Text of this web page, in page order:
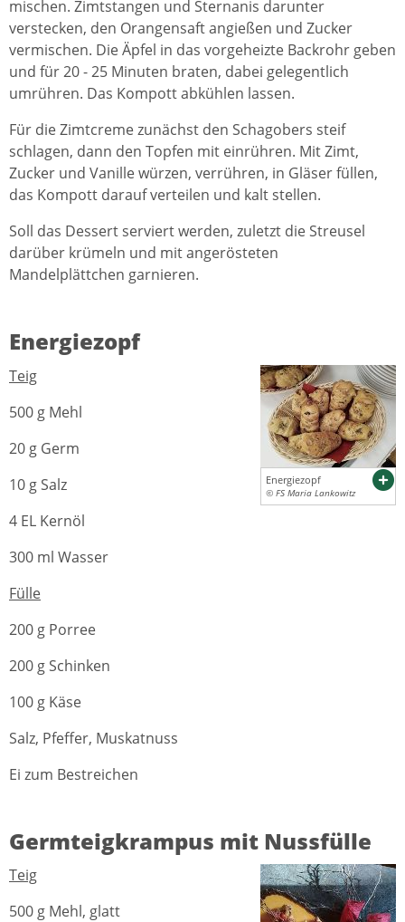
mischen. Zimtstangen und Sternanis darunter
verstecken, den Orangensaft angießen und Zucker
vermischen. Die Äpfel in das vorgeheizte Backrohr geben
und für 20 - 25 Minuten braten, dabei gelegentlich
umrühren. Das Kompott abkühlen lassen.
Für die Zimtcreme zunächst den Schagobers steif
schlagen, dann den Topfen mit einrühren. Mit Zimt,
Zucker und Vanille würzen, verrühren, in Gläser füllen,
das Kompott darauf verteilen und kalt stellen.
Soll das Dessert serviert werden, zuletzt die Streusel
darüber krümeln und mit angerösteten
Mandelplättchen garnieren.
Energiezopf
Energiezopf
© FS Maria Lankowitz
Teig
500 g Mehl
20 g Germ
10 g Salz
4 EL Kernöl
300 ml Wasser
Fülle
200 g Porree
200 g Schinken
100 g Käse
Salz, Pfeffer, Muskatnuss
Ei zum Bestreichen
Germteigkrampus mit Nussfülle
Teig
500 g Mehl, glatt